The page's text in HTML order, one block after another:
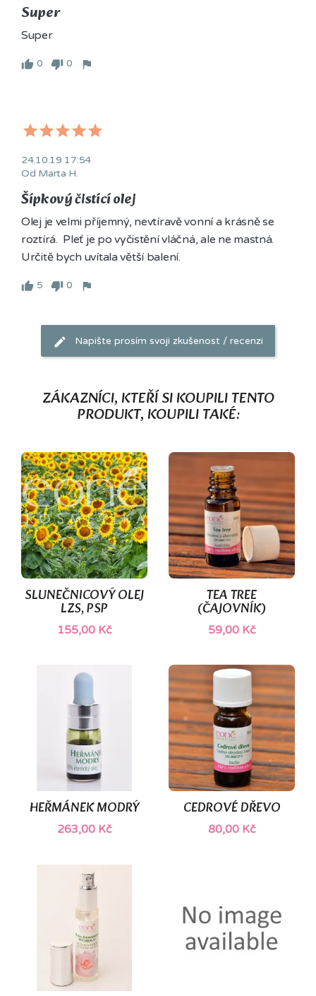
Super
Super
0 0
24.10.19 17:54
Od Marta H.
Šípkový čistící olej
Olej je velmi příjemný, nevtíravě vonní a krásně se
roztírá.  Pleť je po vyčistění vláčná, ale ne mastná.
Určitě bych uvítala větší balení.
5 0
Napište prosím svoji zkušenost / recenzi
ZÁKAZNÍCI, KTEŘÍ SI KOUPILI TENTO
PRODUKT, KOUPILI TAKÉ:
SLUNEČNICOVÝ OLEJ
LZS, PSP
155,00 Kč
TEA TREE
(ČAJOVNÍK)
59,00 Kč
HEŘMÁNEK MODRÝ
263,00 Kč
CEDROVÉ DŘEVO
80,00 Kč